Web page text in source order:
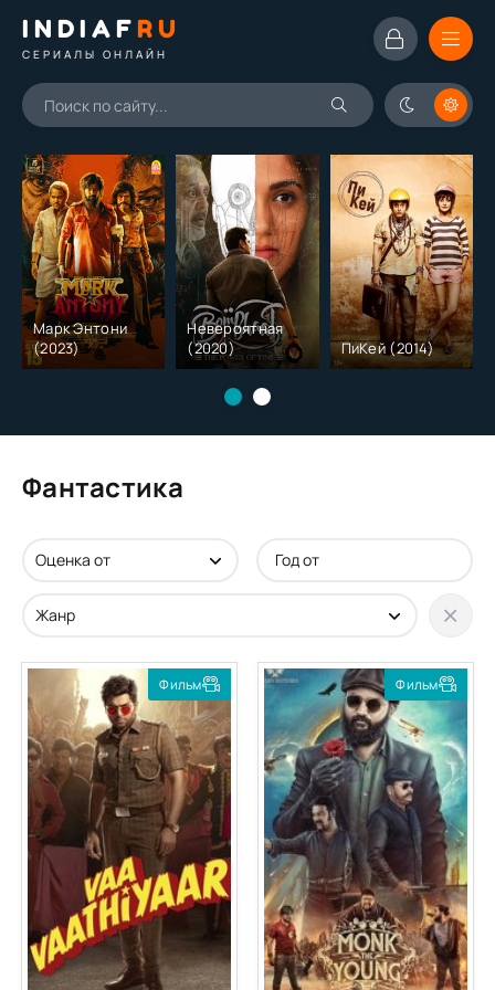
INDIAFRU
СЕРИАЛЫ ОНЛАЙН
Марк Энтони
(2023)
Невероятная
(2020)
ПиКей (2014)
Фантастика
Фильм Фильм